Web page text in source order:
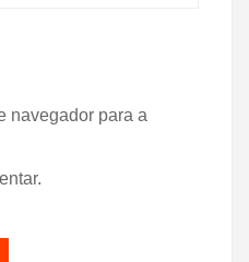
navegador para a